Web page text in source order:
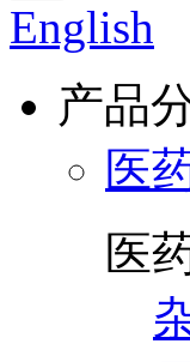
English
产品
医
医